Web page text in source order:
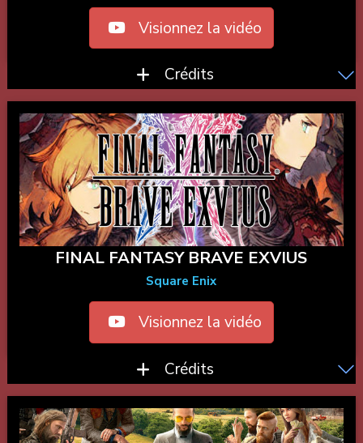
Visionnez la vidéo
Crédits
FINAL FANTASY BRAVE EXVIUS
Square Enix
Visionnez la vidéo
Crédits